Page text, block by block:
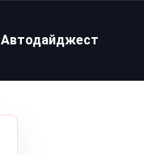
Автодайджест